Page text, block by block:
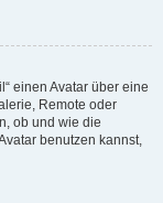
einen Avatar über eine
Remote oder
ob und wie die
benutzen kannst,